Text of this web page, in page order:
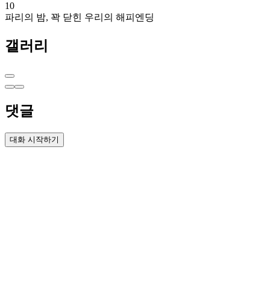
10
파리의 밤, 꽉 닫힌 우리의 해피엔딩
갤러리
댓글
대화 시작하기